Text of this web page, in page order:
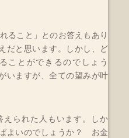
ること」とのお答えもあり
だと思います。しかし、ど
ことができるのでしょう
ますが、全ての望みが叶
られた人もいます。しか
よいのでしょうか？ お金